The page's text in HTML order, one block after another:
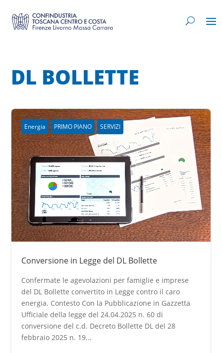
DL BOLLETTE
Energia PRIMO PIANO SERVIZI
Conversione in Legge del DL Bollette
Confermate le agevolazioni per famiglie e imprese
del DL Bollette convertito in Legge contro il caro
energia. Contesto Con la Pubblicazione in Gazzetta
Ufficiale della legge del 24.04.2025 n. 60 di
conversione del c.d. Decreto Bollette DL del 28
febbraio 2025 n. 19...